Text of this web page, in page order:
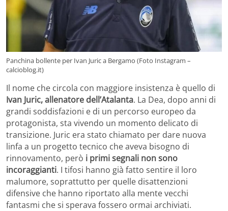
Panchina bollente per Ivan Juric a Bergamo (Foto Instagram –
calcioblog.it)
Il nome che circola con maggiore insistenza è quello di
Ivan Juric, allenatore dell’Atalanta. La Dea, dopo anni di
grandi soddisfazioni e di un percorso europeo da
protagonista, sta vivendo un momento delicato di
transizione. Juric era stato chiamato per dare nuova
linfa a un progetto tecnico che aveva bisogno di
rinnovamento, però i primi segnali non sono
incoraggianti. I tifosi hanno già fatto sentire il loro
malumore, soprattutto per quelle disattenzioni
difensive che hanno riportato alla mente vecchi
fantasmi che si sperava fossero ormai archiviati.